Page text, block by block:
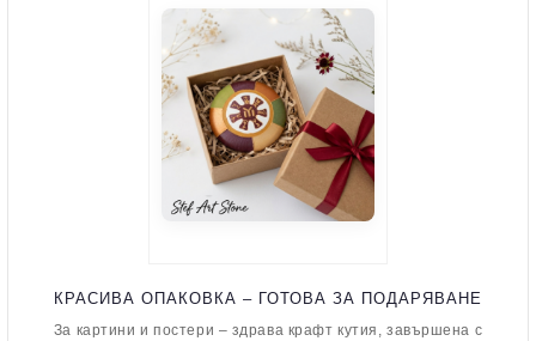
КРАСИВА ОПАКОВКА – ГОТОВА ЗА ПОДАРЯВАНЕ
За картини и постери – здрава крафт кутия, завършена с